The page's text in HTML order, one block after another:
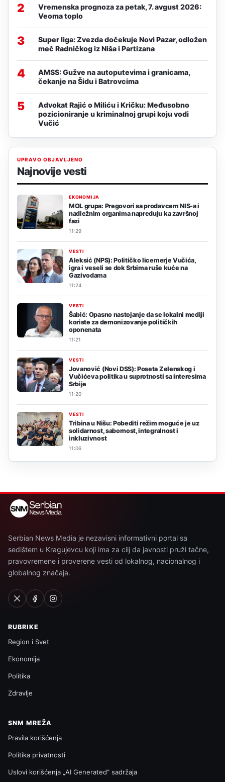
2
Vremenska prognoza za petak, 7. avgust 2026:
Veoma toplo
3
Super liga: Zvezda dočekuje Novi Pazar, odložen
meč Radničkog iz Niša i Partizana
4
AMSS: Gužve na autoputevima i granicama,
čekanje na Šidu i Batrovcima
5
Advokat Rajić o Miliću i Kričku: Međusobno
pozicioniranje u kriminalnoj grupi koju vodi
Vučić
UPRAVO OBJAVLJENO
Najnovije vesti
EKONOMIJA
MOL grupa: Pregovori sa prodavcem NIS-a i
nadležnim organima napreduju ka završnoj
fazi
11:29
VESTI
Aleksić (NPS): Političko licemerje Vučića,
igra i veseli se dok Srbima ruše kuće na
Gazivodama
11:24
VESTI
Šabić: Opasno nastojanje da se lokalni mediji
koriste za demonizovanje političkih
oponenata
11:21
VESTI
Jovanović (Novi DSS): Poseta Zelenskog i
Vučićeva politika u suprotnosti sa interesima
Srbije
11:20
VESTI
Tribina u Nišu: Pobediti režim moguće je uz
solidarnost, sabornost, integralnost i
inkluzivnost
11:06
Serbian News Media je nezavisni informativni portal sa
sedištem u Kragujevcu koji ima za cilj da javnosti pruži tačne,
pravovremene i proverene vesti od lokalnog, nacionalnog i
globalnog značaja.
RUBRIKE
Region i Svet
Ekonomija
Politika
Zdravlje
SNM MREŽA
Pravila korišćenja
Politika privatnosti
Uslovi korišćenja „AI Generated“ sadržaja